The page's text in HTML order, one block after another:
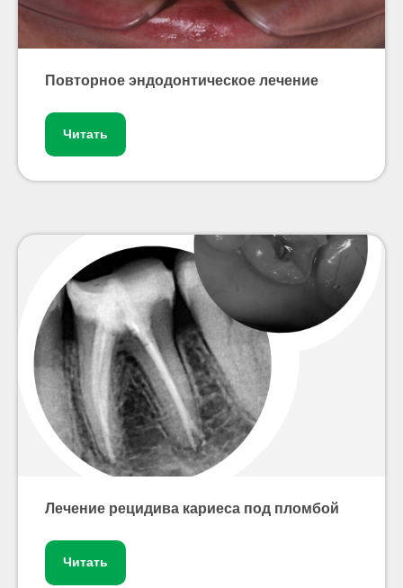
Повторное эндодонтическое лечение
Читать
Лечение рецидива кариеса под пломбой
Читать